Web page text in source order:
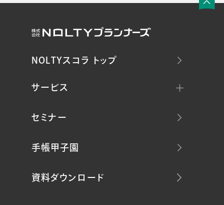
NOLTYスコラ トップ
サービス
セミナー
手帳甲子園
資料ダウンロード